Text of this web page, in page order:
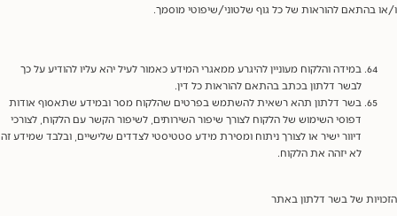
בהתאם להוראות של כל גוף שלטוני/שיפוטי מוסמך.
במידה והלקוח מעוניין להיגרע ממאגרי המידע כאמור לעיל יהא עליו להודיע על כך
לבשר דלתון בכתב בהתאם להוראות כל דין.
בשר דלתון תהא רשאית להשתמש בפרטים שהלקוח מסר ובמידע שתאסוף אודות
דפוסי השימוש של הלקוח לצורך שיפור השירותים, לשיפור הקשר עם הלקוח, לצורכי
דיוור ישיר או לצורך ניתוח ומסירת מידע סטטיסטי לצדדים שלישיים, ובלבד שמידע זה
לא יזהה את הלקוח.
של בשר דלתון באתר